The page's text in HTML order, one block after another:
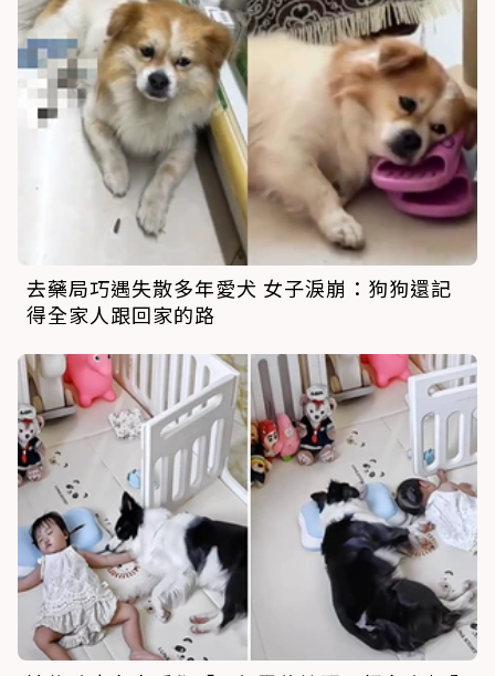
去藥局巧遇失散多年愛犬 女子淚崩：狗狗還記
得全家人跟回家的路